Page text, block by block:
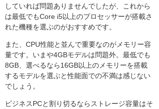
していれば問題ありませんでしたが、これから
は最低でもCore i5以上のプロセッサーが搭載さ
れた機種を選ぶのがおすすめです。
また、CPU性能と並んで重要なのがメモリー容
量です。いまや4GBモデルは問題外。最低でも
8GB、選べるなら16GB以上のメモリーを搭載
するモデルを選ぶと性能面での不満は感じない
でしょう。
ビジネスPCと割り切るならストレージ容量はそ